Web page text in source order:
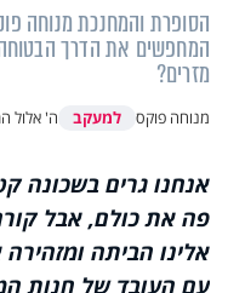
הסופרת והמחנכת מנוחה
המחפשים את הדרך הבטוחה
מזרים?
מנוחה פוקס למעקב ה' אלול
אנחנו גרים בשכונה
פה את כולם, אבל
אלינו הביתה
עם העובד של חנות